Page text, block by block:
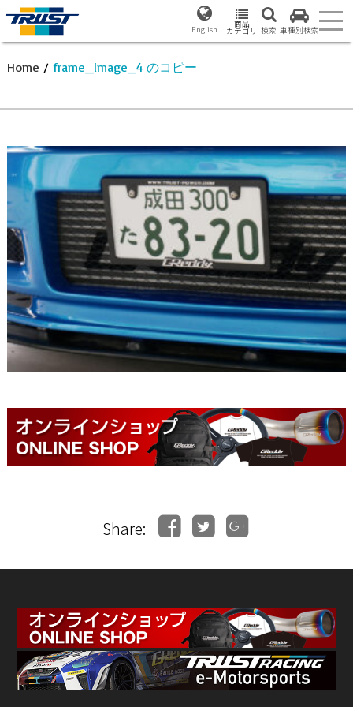
English 商品
カテゴリ 検索 車種別検索
Home / frame_image_4 のコピー
Share: